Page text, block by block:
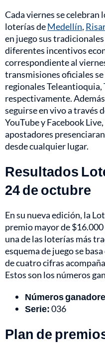
Cada viernes se celebran
loterías deMedellín,
en juego sus
diferentes incentivos
correspondiente al
transmisiones oficiales
regionales Teleantioquia,
respectivamente.
seguirse en vivo a través
YouTube y Facebook
apostadores
desde cualquier lugar.
Resultados
24 de octubre
En su nueva edición, la
premio mayor de
una de las loterías más
esquema de juego se
de cuatro cifras
Estos son los números
Números
Serie:036
Plan de